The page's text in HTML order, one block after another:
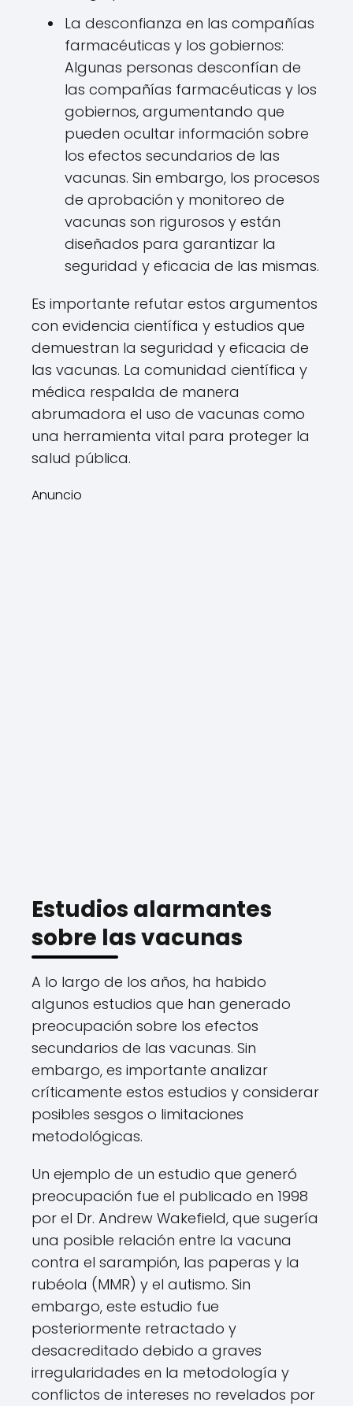
La desconfianza en las compañías
farmacéuticas y los gobiernos:
Algunas personas desconfían de
las compañías farmacéuticas y los
gobiernos, argumentando que
pueden ocultar información sobre
los efectos secundarios de las
vacunas. Sin embargo, los procesos
de aprobación y monitoreo de
vacunas son rigurosos y están
diseñados para garantizar la
seguridad y eficacia de las mismas.
Es importante refutar estos argumentos
con evidencia científica y estudios que
demuestran la seguridad y eficacia de
las vacunas. La comunidad científica y
médica respalda de manera
abrumadora el uso de vacunas como
una herramienta vital para proteger la
salud pública.
Anuncio
Estudios alarmantes
sobre las vacunas
A lo largo de los años, ha habido
algunos estudios que han generado
preocupación sobre los efectos
secundarios de las vacunas. Sin
embargo, es importante analizar
críticamente estos estudios y considerar
posibles sesgos o limitaciones
metodológicas.
Un ejemplo de un estudio que generó
preocupación fue el publicado en 1998
por el Dr. Andrew Wakefield, que sugería
una posible relación entre la vacuna
contra el sarampión, las paperas y la
rubéola (MMR) y el autismo. Sin
embargo, este estudio fue
posteriormente retractado y
desacreditado debido a graves
irregularidades en la metodología y
conflictos de intereses no revelados por